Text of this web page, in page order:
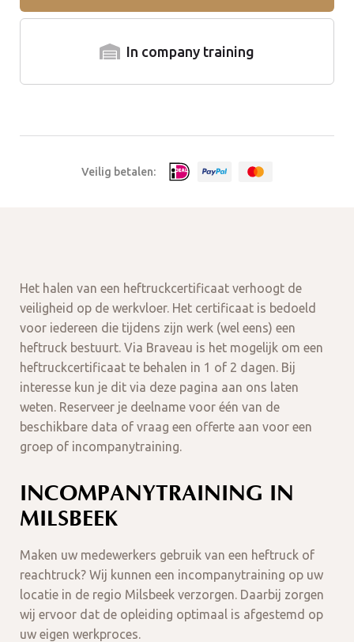
In company training
Veilig betalen:
Het halen van een heftruckcertificaat verhoogt de
veiligheid op de werkvloer. Het certificaat is bedoeld
voor iedereen die tijdens zijn werk (wel eens) een
heftruck bestuurt. Via Braveau is het mogelijk om een
heftruckcertificaat te behalen in 1 of 2 dagen. Bij
interesse kun je dit via deze pagina aan ons laten
weten. Reserveer je deelname voor één van de
beschikbare data of vraag een offerte aan voor een
groep of incompanytraining.
INCOMPANYTRAINING IN
MILSBEEK
Maken uw medewerkers gebruik van een heftruck of
reachtruck? Wij kunnen een incompanytraining op uw
locatie in de regio Milsbeek verzorgen. Daarbij zorgen
wij ervoor dat de opleiding optimaal is afgestemd op
uw eigen werkproces.